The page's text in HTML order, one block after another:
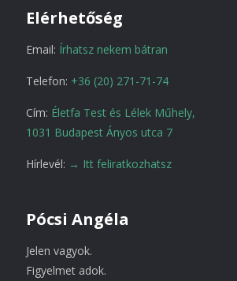
Elérhetőség
Email: Írhatsz nekem bátran
Telefon: +36 (20) 271-71-74
Cím: Életfa Test és Lélek Műhely,
1031 Budapest Ányos utca 7
Hírlevél: → Itt feliratkozhatsz
Pócsi Angéla
Jelen vagyok.
Figyelmet adok.